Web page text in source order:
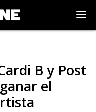
B y Post
el